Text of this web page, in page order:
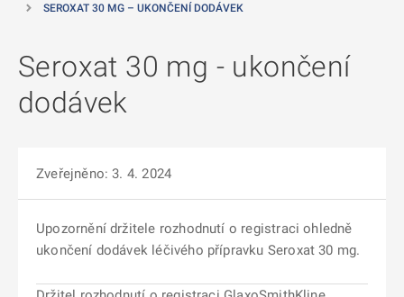
SEROXAT 30 MG – UKONČENÍ DODÁVEK
Seroxat 30 mg - ukončení
dodávek
Zveřejněno: 3. 4. 2024
Upozornění držitele rozhodnutí o registraci ohledně
ukončení dodávek léčivého přípravku Seroxat 30 mg.